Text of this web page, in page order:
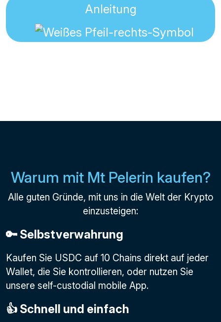
Anleitung
Warum mit Mt Pelerin kaufen?
Alle guten Gründe, mit uns in die Welt der Krypto
einzusteigen:
🔑 Selbstverwahrung
Kaufen Sie USDC auf 10 Chains direkt auf jeder
Wallet, die Sie kontrollieren, oder nutzen Sie
unsere self-custodial mobile App.
👍 Schnell und einfach